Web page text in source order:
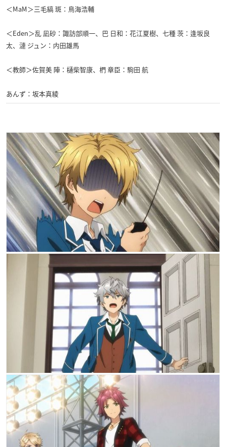
＜MaM＞三毛縞 斑：鳥海浩輔
＜Eden＞乱 凪砂：諏訪部順一、巴 日和：花江夏樹、七種 茨：逢坂良
太、漣 ジュン：内田雄馬
＜教師＞佐賀美 陣：樋柴智康、椚 章臣：駒田 航
あんず：坂本真綾